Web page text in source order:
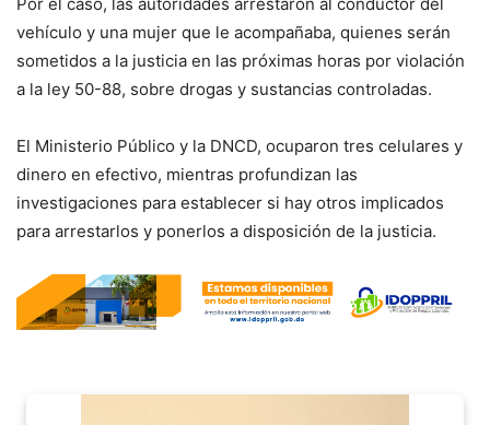
vehículo y una mujer que le acompañaba, quienes serán
sometidos a la justicia en las próximas horas por violación
a la ley 50-88, sobre drogas y sustancias controladas.
El Ministerio Público y la DNCD, ocuparon tres celulares y
dinero en efectivo, mientras profundizan las
investigaciones para establecer si hay otros implicados
para arrestarlos y ponerlos a disposición de la justicia.